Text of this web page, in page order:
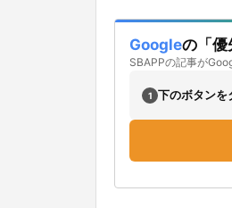
Googleの「優
SBAPPの記事が
1 下のボタンを